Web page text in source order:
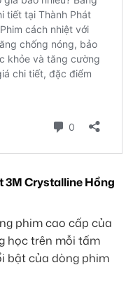
3M Crystalline Hồng
phim cao cấp của
học trên mỗi tấm
bật của dòng phim